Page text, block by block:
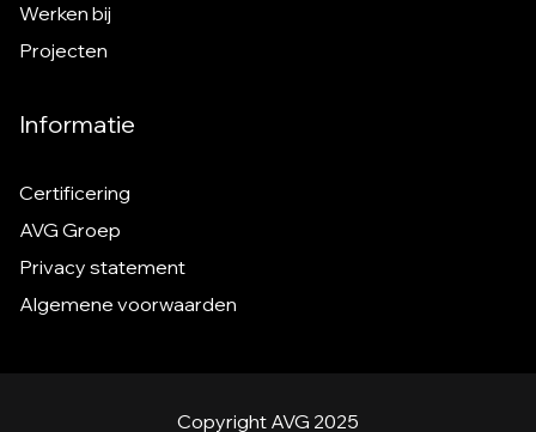
Werken bij
Projecten
Informatie
Certificering
AVG Groep
Privacy statement
Algemene voorwaarden
Copyright AVG 2025